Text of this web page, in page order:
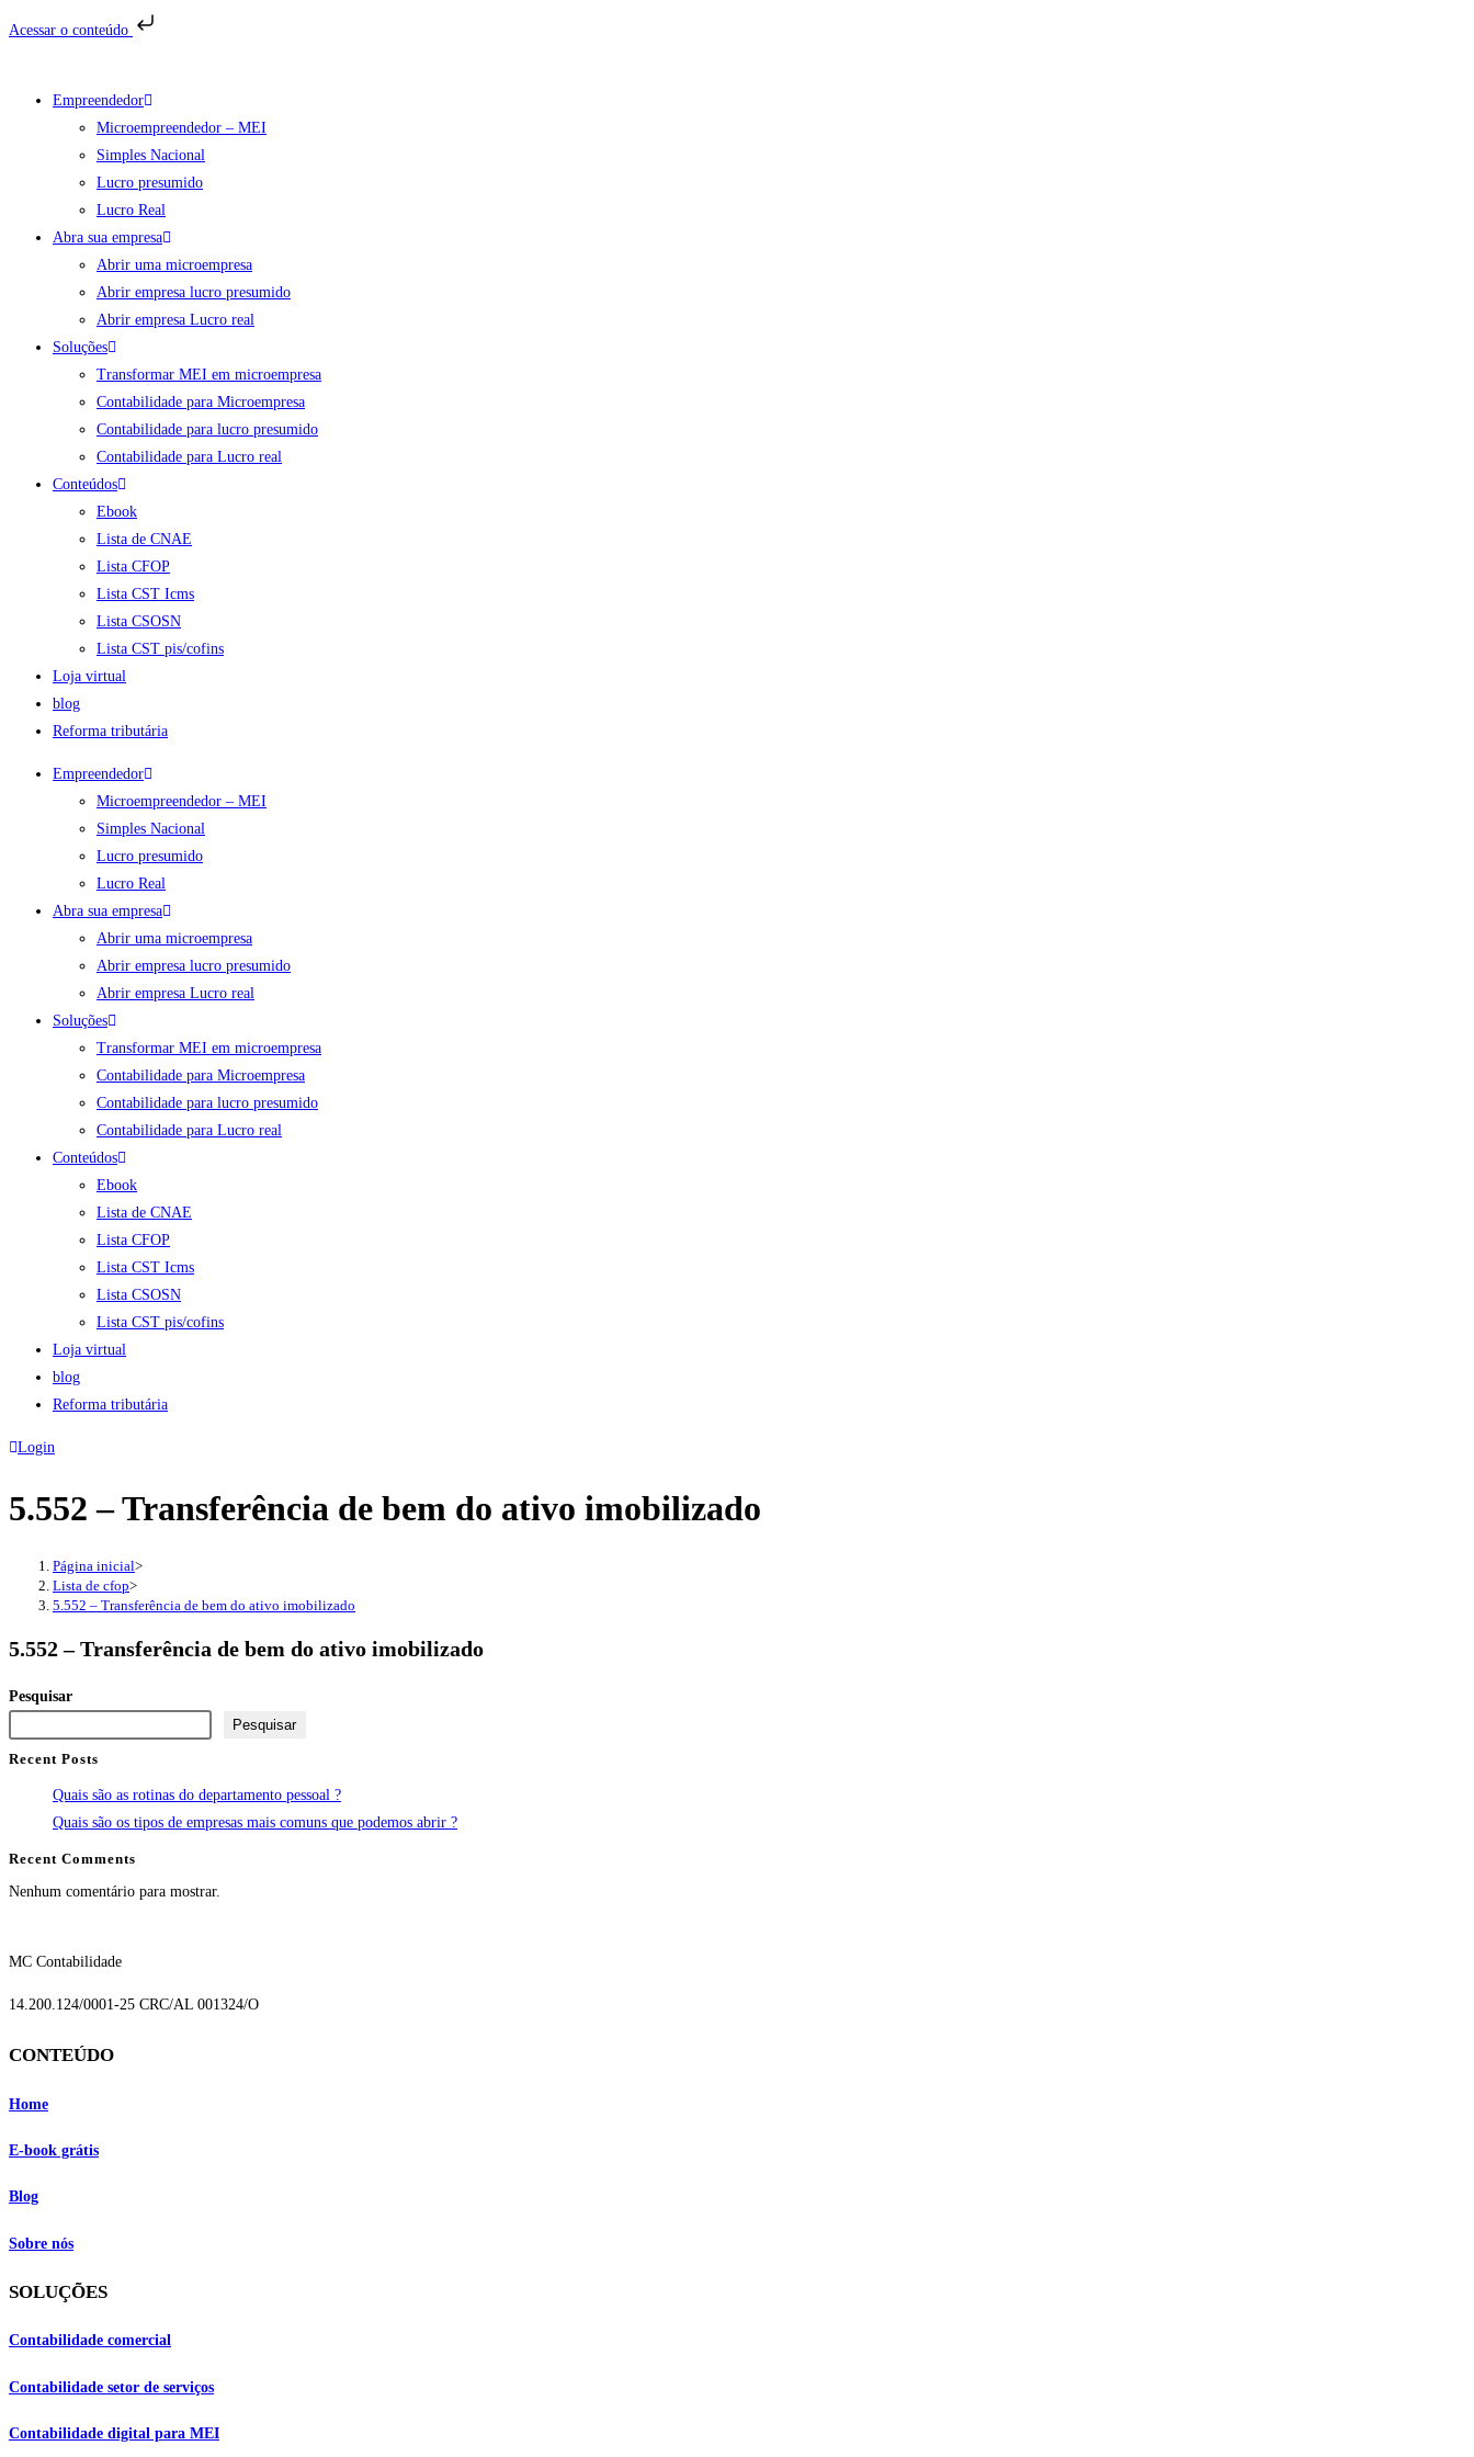
Acessar o conteúdo
Empreendedor
Microempreendedor – MEI
Simples Nacional
Lucro presumido
Lucro Real
Abra sua empresa
Abrir uma microempresa
Abrir empresa lucro presumido
Abrir empresa Lucro real
Soluções
Transformar MEI em microempresa
Contabilidade para Microempresa
Contabilidade para lucro presumido
Contabilidade para Lucro real
Conteúdos
Ebook
Lista de CNAE
Lista CFOP
Lista CST Icms
Lista CSOSN
Lista CST pis/cofins
Loja virtual
blog
Reforma tributária
Empreendedor
Microempreendedor – MEI
Simples Nacional
Lucro presumido
Lucro Real
Abra sua empresa
Abrir uma microempresa
Abrir empresa lucro presumido
Abrir empresa Lucro real
Soluções
Transformar MEI em microempresa
Contabilidade para Microempresa
Contabilidade para lucro presumido
Contabilidade para Lucro real
Conteúdos
Ebook
Lista de CNAE
Lista CFOP
Lista CST Icms
Lista CSOSN
Lista CST pis/cofins
Loja virtual
blog
Reforma tributária
Login
5.552 – Transferência de bem do ativo imobilizado
Página inicial>
Lista de cfop>
5.552 – Transferência de bem do ativo imobilizado
5.552 – Transferência de bem do ativo imobilizado
Pesquisar
Pesquisar
Recent Posts
Quais são as rotinas do departamento pessoal ?
Quais são os tipos de empresas mais comuns que podemos abrir ?
Recent Comments
Nenhum comentário para mostrar.
MC Contabilidade
14.200.124/0001-25 CRC/AL 001324/O
CONTEÚDO
Home
E-book grátis
Blog
Sobre nós
SOLUÇÕES
Contabilidade comercial
Contabilidade setor de serviços
Contabilidade digital para MEI